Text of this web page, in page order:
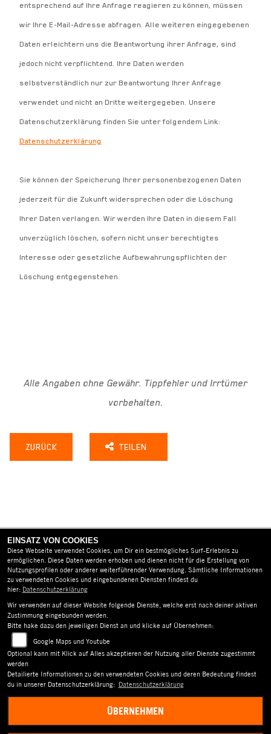
entsprechend auf Ihre Anfrage reagieren zu können, müssen
wir Ihre E-Mail-Adresse abfragen. Alle weiteren eingegebenen
Daten erleichtern uns die Beantwortung ihrer Anfrage, sind
jedoch nicht verpflichtend. Ihre Daten werden
selbstverständlich nur zur Beantwortung Ihrer Anfrage
verwendet und nicht an Dritte weitergegeben. Unsere
Datenschutzerklärung finden Sie unter folgendem Link:
Datenschutzerklärung
Sie können der Speicherung Ihrer personenbezogenen Daten
jederzeit für die Zukunft widersprechen oder die Löschung
Ihrer Daten verlangen. Wir werden Ihre Daten in diesem Fall
unverzüglich löschen, sofern nicht unser berechtigtes
Interesse oder gesetzliche Aufbewahrungspflichten der
Löschung entgegenstehen.
Alle Angaben ohne Gewähr. Tippfehler und Irrtümer
vorbehalten.
ZURÜCK TEILEN
IMPRESSUM
DISCLAIMER
BARRIEREFREIHEIT
EINSATZ VON COOKIES
Diese Webseite verwendet Cookies, um Dir ein bestmögliches Surf-Erlebnis zu
ermöglichen. Diese Daten werden erhoben und dienen nicht für die Erstellung von
Nutzungsprofilen oder anderer weiterführender Verwendung. Sämtliche Informationen
zu verwendeten Cookies und eingebundenen Diensten findest du
hier: Datenschutzerklärung
Wir verwenden auf dieser Website folgende Dienste, welche erst nach deiner aktiven
Zustimmung eingebunden werden.
Bitte hake dazu den jeweiligen Dienst an und klicke auf Übernehmen:
Google Maps und Youtube
Optional kann mit Klick auf Alles akzeptieren der Nutzung aller Dienste zugestimmt
werden
Detailierte Informationen zu den verwendeten Cookies und deren Bedeutung findest
du in unserer Datenschutzerklärung: Datenschutzerklärung
ÜBERNEHMEN